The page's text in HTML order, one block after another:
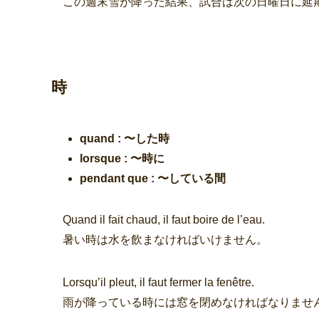
時
quand : 〜した時
lorsque : 〜時に
pendant que : 〜している間
Quand il fait chaud, il faut boire de l’eau.
暑い時は水を飲まなければいけません。
Lorsqu’il pleut, il faut fermer la fenêtre.
雨が降っている時には窓を閉めなければなりませ